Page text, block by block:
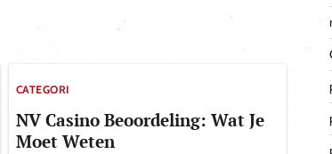
CATEGORI
NV Casino Beoordeling: Wat Je
Moet Weten